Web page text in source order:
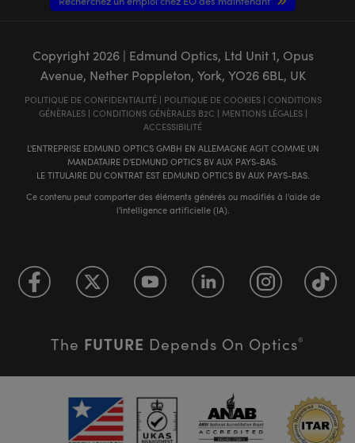
Copyright 2026| Edmund Optics, Ltd Unit 1, Opus
Avenue, Nether Poppleton, York, YO26 6BL, UK
POLITIQUE DE CONFIDENTIALITÉ| POLITIQUE DE COOKIES| CONDITIONS
GÉNÈRALES| CONDITIONS GÉNÈRALES B2C | MENTIONS LÉGALES|
ACCESSIBILITÉ
L'ENTREPRISE EDMUND OPTICS GMBH EN ALLEMAGNE AGIT COMME UN
MANDATAIRE D'EDMUND OPTICS BV AUX PAYS-BAS.
LE TITULAIRE DU CONTRAT EST EDMUND OPTICS BV AUX PAYS-BAS.
Ce contenu peut comporter des éléments générés ou modifiés à l'aide de
l'intelligence artificielle (IA).
The FUTURE Depends On Optics®